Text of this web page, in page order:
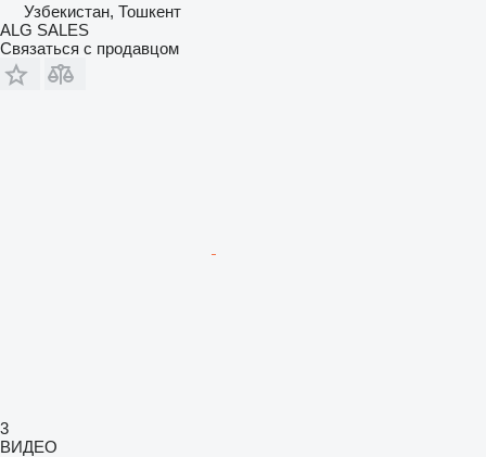
Узбекистан, Тошкент
ALG SALES
Связаться с продавцом
3
ВИДЕО